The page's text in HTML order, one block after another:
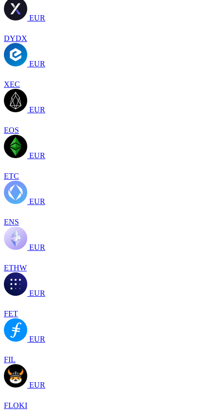
EUR
DYDX
EUR
XEC
EUR
EOS
EUR
ETC
EUR
ENS
EUR
ETHW
EUR
FET
EUR
FIL
EUR
FLOKI